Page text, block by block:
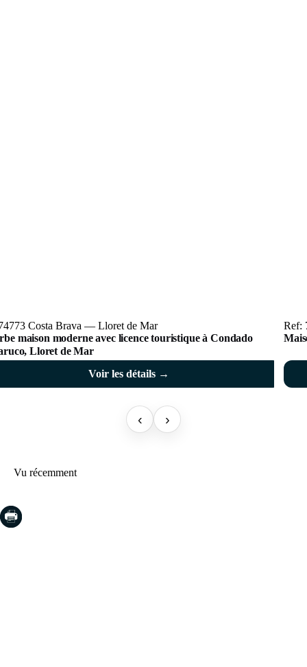
Costa Brava — Lloret de Mar
maison moderne avec licence touristique à Condado
Lloret de Mar
Voir les détails →
Ref:
‹ ›
Vu récemment